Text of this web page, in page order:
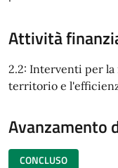
Attività
2.2: Interventi per la
territorio e
Avanzamento
CONCLUSO